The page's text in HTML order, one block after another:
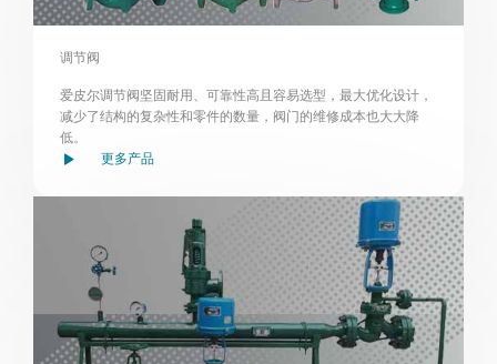
调节阀
爱皮尔调节阀坚固耐用、可靠性高且容易选型，最大优化设计，
减少了结构的复杂性和零件的数量，阀门的维修成本也大大降
低。
更多产品